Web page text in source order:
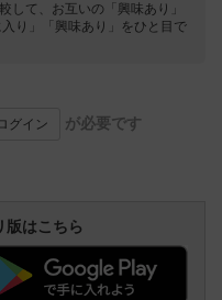
して、お互いの「興味あり」
り」「興味あり」をひと目で
グイン が必要です
版はこちら